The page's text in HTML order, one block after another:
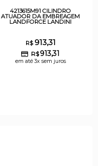
4213615M91 CILINDRO
ATUADOR DA EMBREAGEM
LANDFORCE LANDINI
R$913,31
R$913,31
em até 3x sem juros